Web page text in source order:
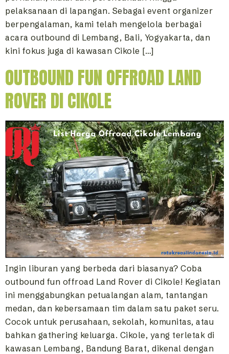
pelaksanaan di lapangan. Sebagai event organizer
berpengalaman, kami telah mengelola berbagai
acara outbound di Lembang, Bali, Yogyakarta, dan
kini fokus juga di kawasan Cikole […]
OUTBOUND FUN OFFROAD LAND
ROVER DI CIKOLE
Ingin liburan yang berbeda dari biasanya? Coba
outbound fun offroad Land Rover di Cikole! Kegiatan
ini menggabungkan petualangan alam, tantangan
medan, dan kebersamaan tim dalam satu paket seru.
Cocok untuk perusahaan, sekolah, komunitas, atau
bahkan gathering keluarga. Cikole, yang terletak di
kawasan Lembang, Bandung Barat, dikenal dengan